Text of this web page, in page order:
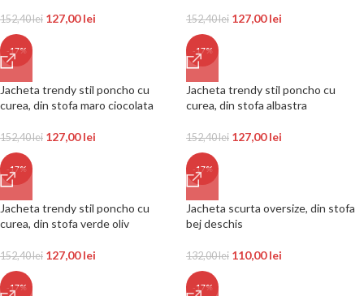
152,40lei 127,00lei 152,40lei 127,00lei
-17%
Jacheta trendy stil poncho cu
curea, din stofa maro ciocolata
152,40lei 127,00lei
-17%
Jacheta trendy stil poncho cu
curea, din stofa albastra
152,40lei 127,00lei
-17%
Jacheta trendy stil poncho cu
curea, din stofa verde oliv
152,40lei 127,00lei
-17%
Jacheta scurta oversize, din stofa
bej deschis
132,00lei 110,00lei
-17% -17%